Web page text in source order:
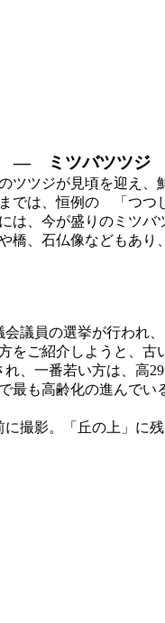
ミツバツツジ
ツジが見頃を迎え、
では、恒例の 「つつ
、今が盛りのミツバ
、石仏像などもあり
議員の選挙が行われ
ご紹介しようと、古
、一番若い方は、高
も高齢化の進んでい
撮影。「丘の上」に残